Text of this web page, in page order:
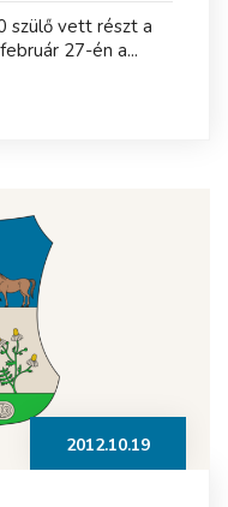
szülő vett részt a
27-én a...
2012.10.19